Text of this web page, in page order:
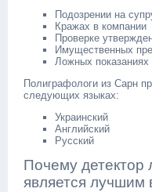
Подозрении на
Кражах в компании
Проверке
Имущественных
Ложных показаниях
Полиграфологи из Сарн
следующих языках:
Украинский
Английский
Русский
Почему
является лучшим